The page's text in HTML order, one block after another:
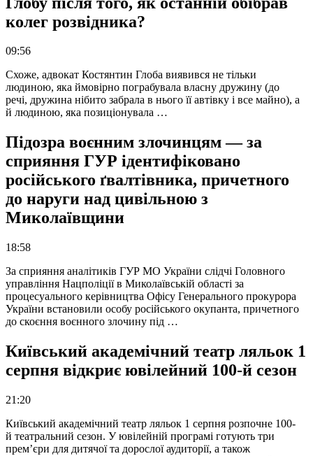
колег розвідника?
09:56
Схоже, адвокат Костянтин Глоба виявився не тільки
людиною, яка ймовірно пограбувала власну дружину (до
речі, дружина нібито забрала в нього її автівку і все майно), а
й людиною, яка позиціонувала …
Підозра воєнним злочинцям — за
сприяння ГУР ідентифіковано
російського ґвалтівника, причетного
до наруги над цивільною з
Миколаївщини
18:58
За сприяння аналітиків ГУР МО України слідчі Головного
управління Нацполіції в Миколаївській області за
процесуального керівництва Офісу Генерального прокурора
України встановили особу російського окупанта, причетного
до скоєння воєнного злочину під …
Київський академічний театр ляльок 1
серпня відкриє ювілейний 100-й сезон
21:20
Київський академічний театр ляльок 1 серпня розпочне 100-
й театральний сезон. У ювілейній програмі готують три
прем’єри для дитячої та дорослої аудиторії, а також